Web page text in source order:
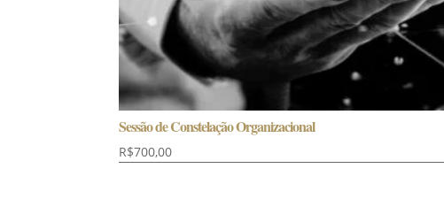
Sessão de Constelação Organizacional
R$700,00